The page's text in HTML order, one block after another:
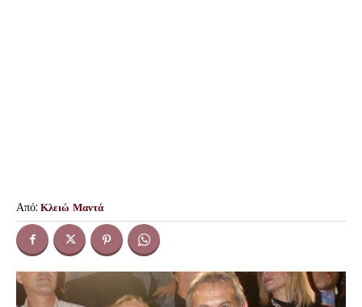
Από: Κλειώ Μαντά